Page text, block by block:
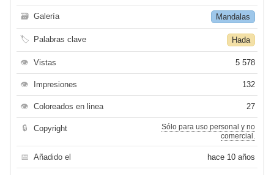
🗃 Galería Mandalas
🏷 Palabras clave Hada
👁 Vistas 5 578
👁 Impresiones 132
👁 Coloreados en linea 27
🔒 Copyright
Sólo para uso personal y no
comercial.
📅 Añadido el hace 10 años